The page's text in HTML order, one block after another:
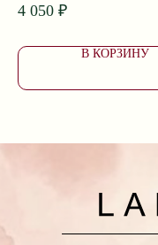
4 050 ₽
В КОРЗИНУ
Доставка